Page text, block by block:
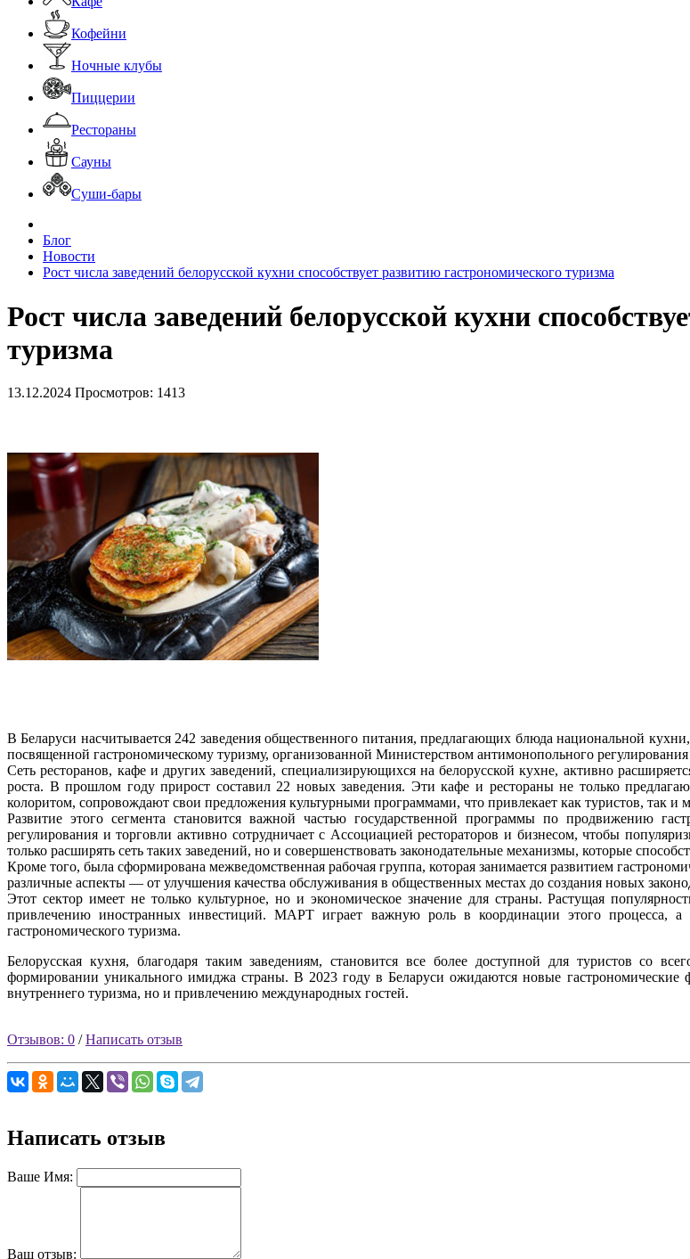
Кофейни
Ночные клубы
Пиццерии
Рестораны
Сауны
Суши-бары
Блог
Новости
Рост числа заведений белорусской кухни способствует развитию гастрономического туризма
Рост числа заведений белорусской кухни
туризма
13.12.2024 Просмотров: 1413
В Беларуси насчитывается 242 заведения общественного питания, предлагающих блюда национальной
посвященной гастрономическому туризму, организованной Министерством антимонопольного
Сеть ресторанов, кафе и других заведений, специализирующихся на белорусской кухне, активно
роста. В прошлом году прирост составил 22 новых заведения. Эти кафе и рестораны не только
колоритом, сопровождают свои предложения культурными программами, что привлекает как туристов, так и
Развитие этого сегмента становится важной частью государственной программы по продвижению
регулирования и торговли активно сотрудничает с Ассоциацией рестораторов и бизнесом, чтобы
только расширять сеть таких заведений, но и совершенствовать законодательные механизмы, которые
Кроме того, была сформирована межведомственная рабочая группа, которая занимается развитием
различные аспекты — от улучшения качества обслуживания в общественных местах до создания новых
Этот сектор имеет не только культурное, но и экономическое значение для страны. Растущая
привлечению иностранных инвестиций. МАРТ играет важную роль в координации этого процесса, а
гастрономического туризма.
Белорусская кухня, благодаря таким заведениям, становится все более доступной для туристов со
формировании уникального имиджа страны. В 2023 году в Беларуси ожидаются новые гастрономические
внутреннего туризма, но и привлечению международных гостей.
Отзывов: 0 /Написать отзыв
Написать отзыв
Ваше Имя:
Ваш отзыв: